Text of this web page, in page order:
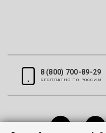
8 (800) 700-89-29
БЕСПЛАТНО ПО РОССИИ